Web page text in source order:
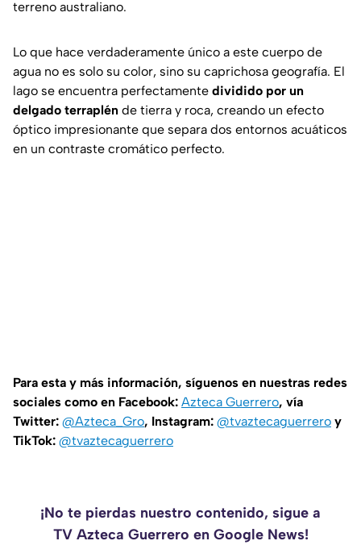
terreno australiano.
Lo que hace verdaderamente único a este cuerpo de
agua no es solo su color, sino su caprichosa geografía. El
lago se encuentra perfectamente dividido por un
delgado terraplén de tierra y roca, creando un efecto
óptico impresionante que separa dos entornos acuáticos
en un contraste cromático perfecto.
Para esta y más información, síguenos en nuestras redes
sociales como en Facebook: Azteca Guerrero, vía
Twitter: @Azteca_Gro, Instagram: @tvaztecaguerrero y
TikTok: @tvaztecaguerrero
¡No te pierdas nuestro contenido, sigue a
TV Azteca Guerrero en Google News!